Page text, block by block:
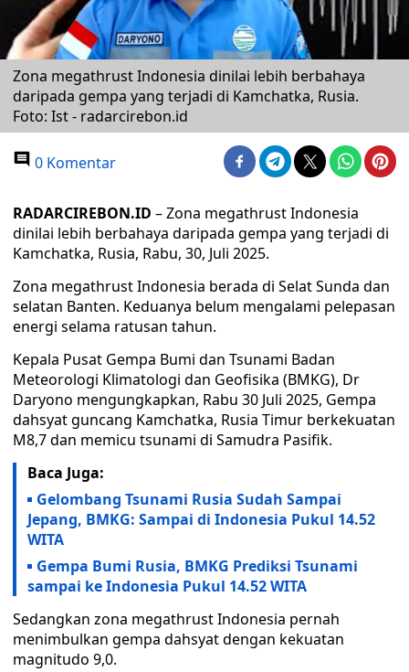
Zona megathrust Indonesia dinilai lebih berbahaya
daripada gempa yang terjadi di Kamchatka, Rusia.
Foto: Ist - radarcirebon.id
0 Komentar
RADARCIREBON.ID – Zona megathrust Indonesia
dinilai lebih berbahaya daripada gempa yang terjadi di
Kamchatka, Rusia, Rabu, 30, Juli 2025.
Zona megathrust Indonesia berada di Selat Sunda dan
selatan Banten. Keduanya belum mengalami pelepasan
energi selama ratusan tahun.
Kepala Pusat Gempa Bumi dan Tsunami Badan
Meteorologi Klimatologi dan Geofisika (BMKG), Dr
Daryono mengungkapkan, Rabu 30 Juli 2025, Gempa
dahsyat guncang Kamchatka, Rusia Timur berkekuatan
M8,7 dan memicu tsunami di Samudra Pasifik.
Baca Juga:
Gelombang Tsunami Rusia Sudah Sampai
Jepang, BMKG: Sampai di Indonesia Pukul 14.52
WITA
Gempa Bumi Rusia, BMKG Prediksi Tsunami
sampai ke Indonesia Pukul 14.52 WITA
Sedangkan zona megathrust Indonesia pernah
menimbulkan gempa dahsyat dengan kekuatan
magnitudo 9,0.